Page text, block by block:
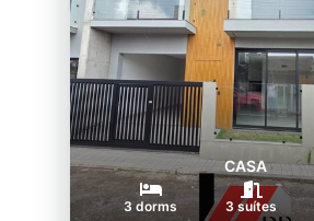
CASA
3 dorms 3 suítes